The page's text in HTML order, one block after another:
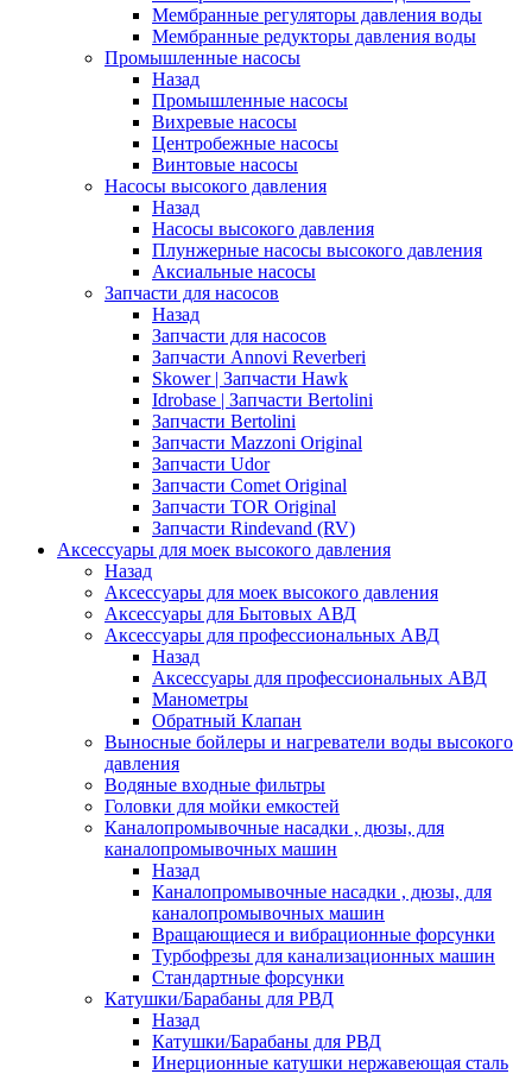
Мембранные регуляторы давления воды
Мембранные редукторы давления воды
Промышленные насосы
Назад
Промышленные насосы
Вихревые насосы
Центробежные насосы
Винтовые насосы
Насосы высокого давления
Назад
Насосы высокого давления
Плунжерные насосы высокого давления
Аксиальные насосы
Запчасти для насосов
Назад
Запчасти для насосов
Запчасти Annovi Reverberi
Skower | Запчасти Hawk
Idrobase | Запчасти Bertolini
Запчасти Bertolini
Запчасти Mazzoni Original
Запчасти Udor
Запчасти Comet Original
Запчасти TOR Original
Запчасти Rindevand (RV)
Аксессуары для моек высокого давления
Назад
Аксессуары для моек высокого давления
Аксессуары для Бытовых АВД
Аксессуары для профессиональных АВД
Назад
Аксессуары для профессиональных АВД
Манометры
Обратный Клапан
Выносные бойлеры и нагреватели воды высокого
давления
Водяные входные фильтры
Головки для мойки емкостей
Каналопромывочные насадки , дюзы, для
каналопромывочных машин
Назад
Каналопромывочные насадки , дюзы, для
каналопромывочных машин
Вращающиеся и вибрационные форсунки
Турбофрезы для канализационных машин
Стандартные форсунки
Катушки/Барабаны для РВД
Назад
Катушки/Барабаны для РВД
Инерционные катушки нержавеющая сталь